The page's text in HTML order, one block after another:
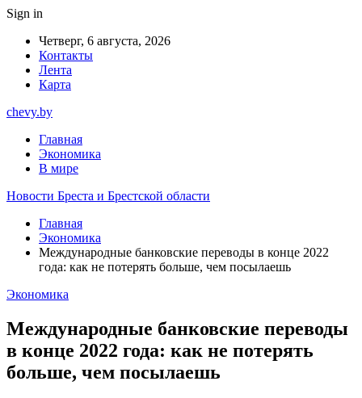
Sign in
Четверг, 6 августа, 2026
Контакты
Лента
Карта
chevy.by
Главная
Экономика
В мире
Новости Бреста и Брестской области
Главная
Экономика
Международные банковские переводы в конце 2022
года: как не потерять больше, чем посылаешь
Экономика
Международные банковские переводы
в конце 2022 года: как не потерять
больше, чем посылаешь